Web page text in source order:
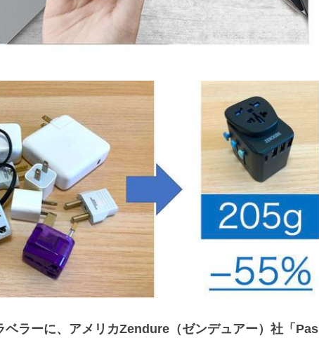
ベラーに、アメリカZendure（ゼンデュアー）社「Pas